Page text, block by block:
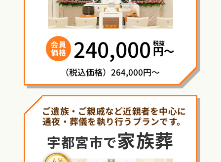
会員
価格 240,000 税抜
円〜
（税込価格）264,000円～
ご遺族・ご親戚など近親者を中心に
通夜・葬儀を執り行うプランです。
宇都宮市で家族葬